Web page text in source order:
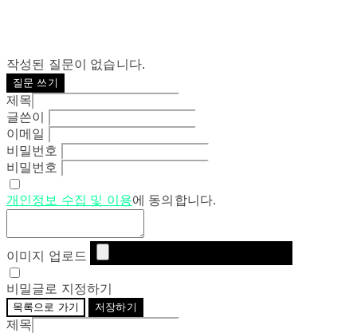
작성된 질문이 없습니다.
질문 쓰기
제목
글쓴이
이메일
비밀번호
비밀번호
개인정보 수집 및 이용에 동의합니다.
이미지 업로드
비밀글로 지정하기
목록으로 가기 저장하기
제목